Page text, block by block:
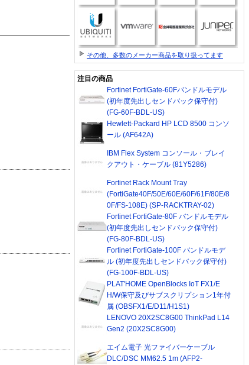
その他、多数のメーカー商品を取り扱ってます
注目の商品
Fortinet FortiGate-60Fバンドルモデル
(初年度先出しセンドバック保守付)
(FG-60F-BDL-US)
Hewlett-Packard HP LCD 8500 コンソ
ール (AF642A)
IBM Flex System コンソール・ブレイ
クアウト・ケーブル (81Y5286)
Fortinet Rack Mount Tray
(FortiGate40F/50E/60E/60F/61F/80E/8
0F/FS-108E) (SP-RACKTRAY-02)
Fortinet FortiGate-80F バンドルモデル
(初年度先出しセンドバック保守付)
(FG-80F-BDL-US)
Fortinet FortiGate-100F バンドルモデ
ル (初年度先出しセンドバック保守付)
(FG-100F-BDL-US)
PLAT'HOME OpenBlocks IoT FX1/E
H/W保守及びサブスクリプション1年付
属 (OBSFX1/E/D11/H1S1)
LENOVO 20X2SC8G00 ThinkPad L14
Gen2 (20X2SC8G00)
エイム電子 光ファイバーケーブル
DLC/DSC MM62.5 1m (AFP2-